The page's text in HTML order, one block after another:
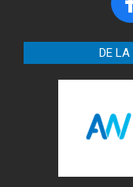
DE LA